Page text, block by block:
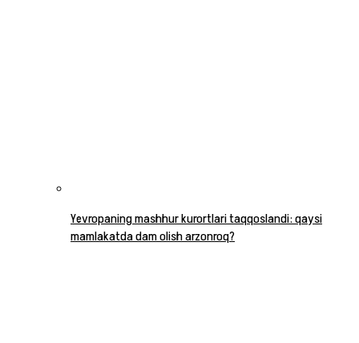
Yevropaning mashhur kurortlari taqqoslandi: qaysi
mamlakatda dam olish arzonroq?